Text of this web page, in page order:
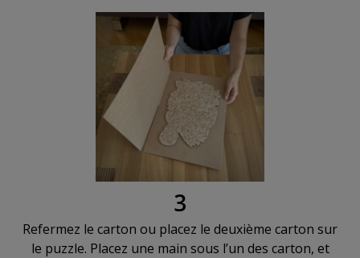
3
Refermez le carton ou placez le deuxième carton sur
le puzzle. Placez une main sous l’un des carton, et